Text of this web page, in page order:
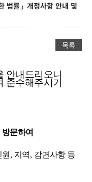
법률」개정사항 안내 및
목록
안내드리오니
준수해주시기
문하여
, 지역, 감면사항 등